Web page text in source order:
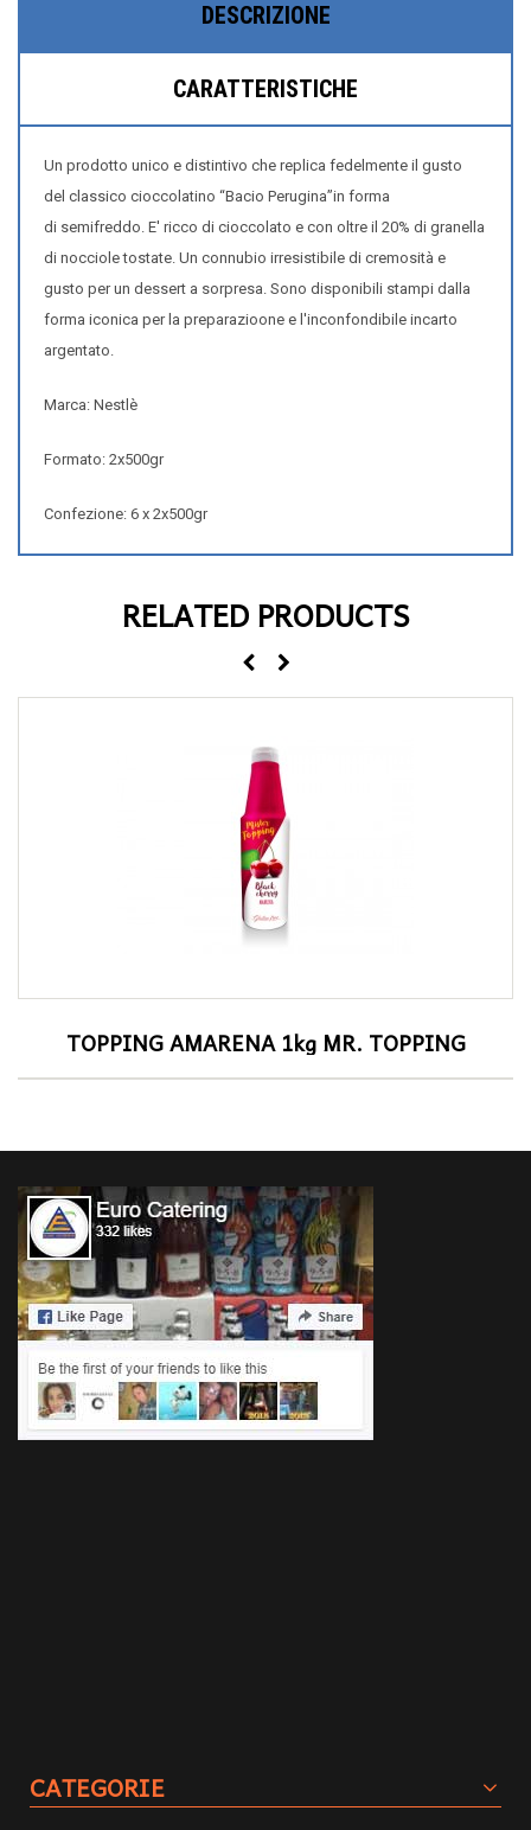
DESCRIZIONE
CARATTERISTICHE
Un prodotto unico e distintivo che replica fedelmente il gusto
del classico cioccolatino “Bacio Perugina”in forma
di semifreddo. E' ricco di cioccolato e con oltre il 20% di granella
di nocciole tostate. Un connubio irresistibile di cremosità e
gusto per un dessert a sorpresa. Sono disponibili stampi dalla
forma iconica per la preparazioone e l'inconfondibile incarto
argentato.
Marca: Nestlè
Formato: 2x500gr
Confezione: 6 x 2x500gr
RELATED PRODUCTS
TOPPING AMARENA 1kg MR. TOPPING
CATEGORIE